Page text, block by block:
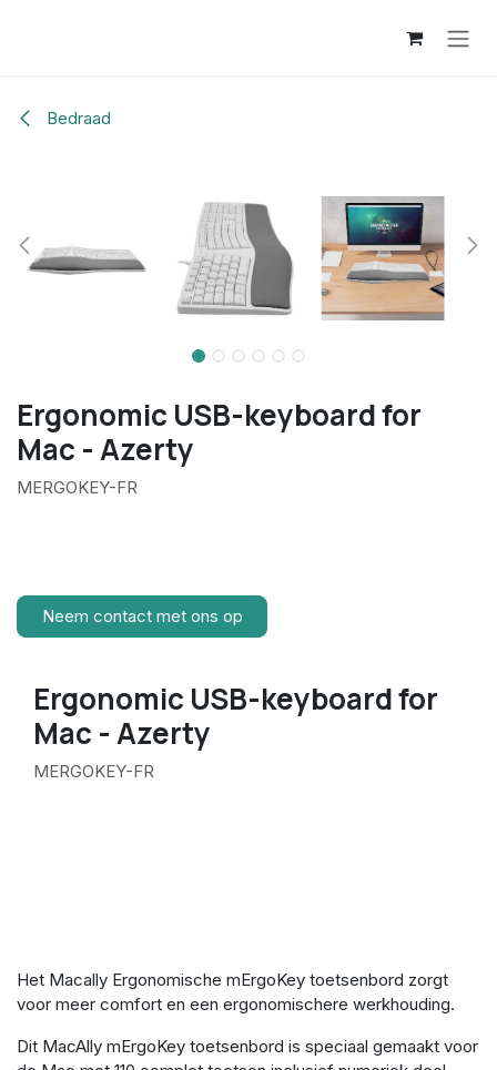
Bedraad
Ergonomic USB-keyboard for
Mac - Azerty
MERGOKEY-FR
Neem contact met ons op
Ergonomic USB-keyboard for
Mac - Azerty
MERGOKEY-FR
Het Macally Ergonomische mErgoKey toetsenbord zorgt
voor meer comfort en een ergonomischere werkhouding.
Dit MacAlly mErgoKey toetsenbord is speciaal gemaakt voor